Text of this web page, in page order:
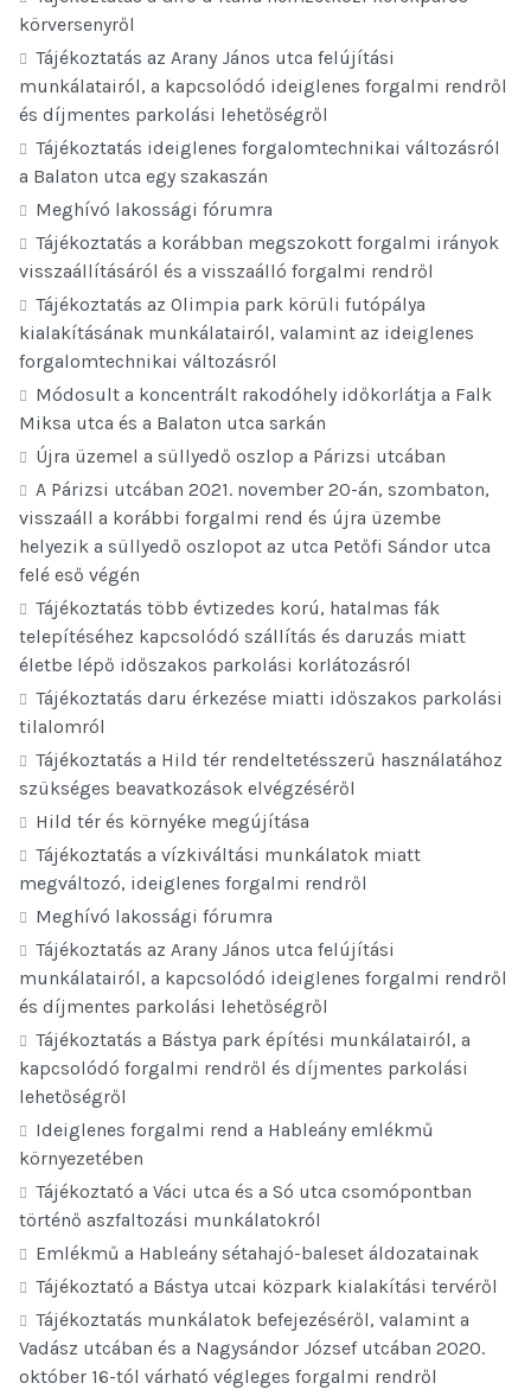
körversenyről
Tájékoztatás az Arany János utca felújítási
munkálatairól, a kapcsolódó ideiglenes forgalmi rendről
és díjmentes parkolási lehetőségről
Tájékoztatás ideiglenes forgalomtechnikai változásról
a Balaton utca egy szakaszán
Meghívó lakossági fórumra
Tájékoztatás a korábban megszokott forgalmi irányok
visszaállításáról és a visszaálló forgalmi rendről
Tájékoztatás az Olimpia park körüli futópálya
kialakításának munkálatairól, valamint az ideiglenes
forgalomtechnikai változásról
Módosult a koncentrált rakodóhely időkorlátja a Falk
Miksa utca és a Balaton utca sarkán
Újra üzemel a süllyedő oszlop a Párizsi utcában
A Párizsi utcában 2021. november 20-án, szombaton,
visszaáll a korábbi forgalmi rend és újra üzembe
helyezik a süllyedő oszlopot az utca Petőfi Sándor utca
felé eső végén
Tájékoztatás több évtizedes korú, hatalmas fák
telepítéséhez kapcsolódó szállítás és daruzás miatt
életbe lépő időszakos parkolási korlátozásról
Tájékoztatás daru érkezése miatti időszakos parkolási
tilalomról
Tájékoztatás a Hild tér rendeltetésszerű használatához
szükséges beavatkozások elvégzéséről
Hild tér és környéke megújítása
Tájékoztatás a vízkiváltási munkálatok miatt
megváltozó, ideiglenes forgalmi rendről
Meghívó lakossági fórumra
Tájékoztatás az Arany János utca felújítási
munkálatairól, a kapcsolódó ideiglenes forgalmi rendről
és díjmentes parkolási lehetőségről
Tájékoztatás a Bástya park építési munkálatairól, a
kapcsolódó forgalmi rendről és díjmentes parkolási
lehetőségről
Ideiglenes forgalmi rend a Hableány emlékmű
környezetében
Tájékoztató a Váci utca és a Só utca csomópontban
történő aszfaltozási munkálatokról
Emlékmű a Hableány sétahajó-baleset áldozatainak
Tájékoztató a Bástya utcai közpark kialakítási tervéről
Tájékoztatás munkálatok befejezéséről, valamint a
Vadász utcában és a Nagysándor József utcában 2020.
október 16-tól várható végleges forgalmi rendről